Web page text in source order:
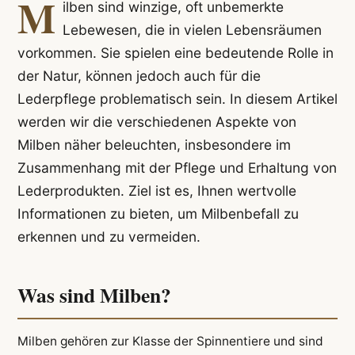
M ilben sind winzige, oft unbemerkte
Lebewesen, die in vielen Lebensräumen
vorkommen. Sie spielen eine bedeutende Rolle in
der Natur, können jedoch auch für die
Lederpflege problematisch sein. In diesem Artikel
werden wir die verschiedenen Aspekte von
Milben näher beleuchten, insbesondere im
Zusammenhang mit der Pflege und Erhaltung von
Lederprodukten. Ziel ist es, Ihnen wertvolle
Informationen zu bieten, um Milbenbefall zu
erkennen und zu vermeiden.
Was sind Milben?
Milben gehören zur Klasse der Spinnentiere und sind